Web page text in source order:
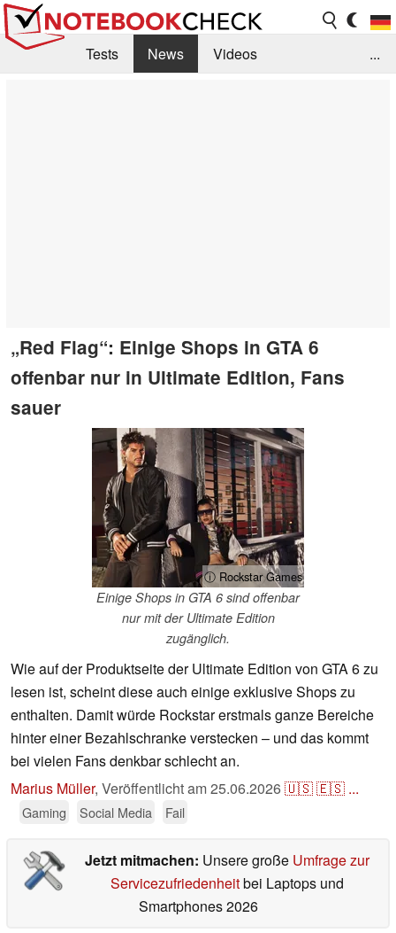
Tests News
Videos
...
„Red Flag“: Einige Shops in GTA 6
offenbar nur in Ultimate Edition, Fans
sauer
ⓘ Rockstar Games
Einige Shops in GTA 6 sind offenbar
nur mit der Ultimate Edition
zugänglich.
Wie auf der Produktseite der Ultimate Edition von GTA 6 zu
lesen ist, scheint diese auch einige exklusive Shops zu
enthalten. Damit würde Rockstar erstmals ganze Bereiche
hinter einer Bezahlschranke verstecken – und das kommt
bei vielen Fans denkbar schlecht an.
Marius Müller, Veröffentlicht am25.06.2026🇺🇸🇪🇸 ...
Gaming Social Media Fail
Jetzt mitmachen: Unsere große Umfrage zur
Servicezufriedenheitbei Laptops und
Smartphones 2026